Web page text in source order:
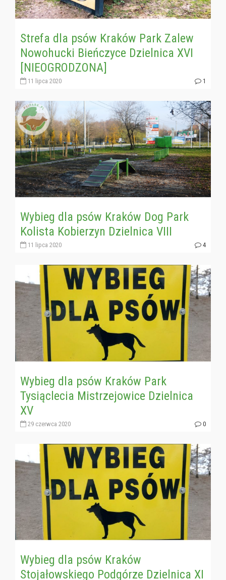
Strefa dla psów Kraków Park Zalew
Nowohucki Bieńczyce Dzielnica XVI
[NIEOGRODZONA]
11 lipca 2020 1
Wybieg dla psów Kraków Dog Park
Kolista Kobierzyn Dzielnica VIII
11 lipca 2020 4
Wybieg dla psów Kraków Park
Tysiąclecia Mistrzejowice Dzielnica
XV
29 czerwca 2020 0
Wybieg dla psów Kraków
Stojałowskiego Podgórze Dzielnica XI